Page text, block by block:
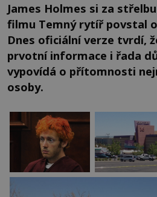
James Holmes si za
filmu Temný rytíř povstal
Dnes oficiální verze tvrdí,
prvotní informace i řada
vypovídá o přítomnosti
osoby.